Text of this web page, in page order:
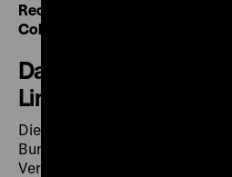
Recherche in der Datenbank
Collecting Point (CCP Munich)
Datenbank zum
Linz“
Die Datenbank ist 2008 in
Bundesamt für zentrale Dienste
Vermögensfragen (BADV) und